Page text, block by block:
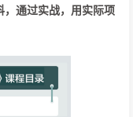
，通过实战，用实际项